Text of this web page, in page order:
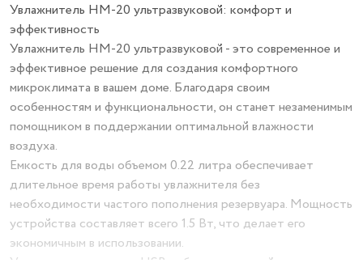
Увлажнитель HM-20 ультразвуковой: комфорт и
эффективность
Увлажнитель HM-20 ультразвуковой - это современное и
эффективное решение для создания комфортного
микроклимата в вашем доме. Благодаря своим
особенностям и функциональности, он станет незаменимым
помощником в поддержании оптимальной влажности
воздуха.
Емкость для воды объемом 0.22 литра обеспечивает
длительное время работы увлажнителя без
необходимости частого пополнения резервуара. Мощность
устройства составляет всего 1.5 Вт, что делает его
экономичным в использовании.
Увлажнитель оснащен USB-кабелем, который позволяет